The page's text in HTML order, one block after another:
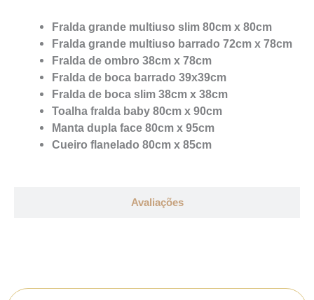
Avaliações
Fralda grande multiuso slim 80cm x 80cm
Fralda grande multiuso barrado 72cm x 78cm
Fralda de ombro 38cm x 78cm
Fralda de boca barrado 39x39cm
Fralda de boca slim 38cm x 38cm
Toalha fralda baby 80cm x 90cm
Manta dupla face 80cm x 95cm
Cueiro flanelado 80cm x 85cm